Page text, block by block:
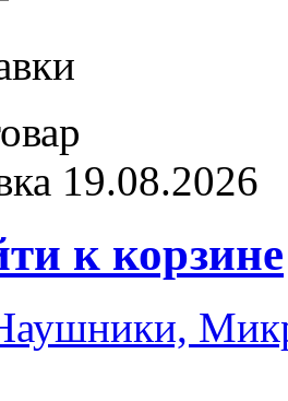
19.08.2026
к корзине